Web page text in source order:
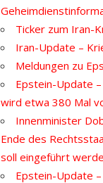
Ticker zum Iran-
Iran-Update –
Meldungen zu
Epstein-Update
wird etwa 380 Mal
Innenminister
Ende des
soll eingeführt
Epstein-Update